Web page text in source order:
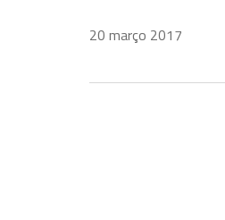
20 março 2017